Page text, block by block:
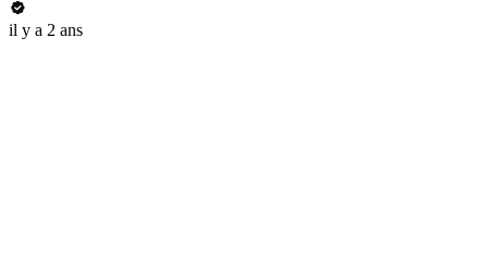
il y a 2 ans